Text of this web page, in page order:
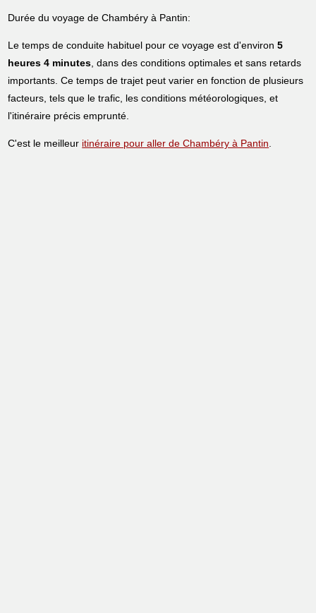
Durée du voyage de Chambéry à Pantin:
Le temps de conduite habituel pour ce voyage est d'environ5
heures 4 minutes, dans des conditions optimales et sans retards
importants. Ce temps de trajet peut varier en fonction de plusieurs
facteurs, tels que le trafic, les conditions météorologiques, et
l'itinéraire précis emprunté.
C'est le meilleur itinéraire pour aller de Chambéry à Pantin.